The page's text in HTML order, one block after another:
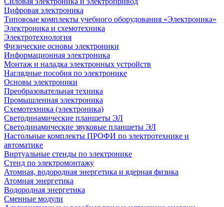
Цифровая электроника
Типовоые комплекты учебного оборудования «Электроника»
Электроника и схемотехника
Электротехнология
Физические основы электроники
Информационная электроника
Монтаж и наладка электронных устройств
Наглядные пособия по электронике
Основы электроники
Преобразовательная техника
Промышленная электроника
Схемотехника (электроника)
Светодинамические планшеты ЭЛ
Светодинамические звуковые планшеты ЭЛ
Настольные комплекты ПРОФИ по электротехнике и
автоматике
Виртуальные стенды по электронике
Стенд по электромонтажу
Атомная, водородная энергетика и ядерная физика
Атомная энергетика
Водородная энергетика
Сменные модули